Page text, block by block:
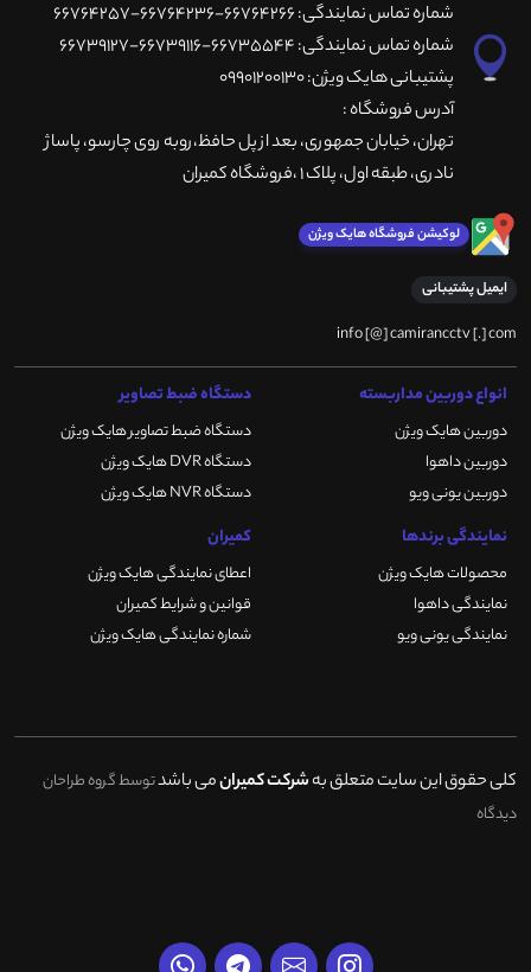
شماره تماس نمایندگی: 66764266-66764236-66764257
شماره تماس نمایندگی: 66735544-66739116-66739127
پشتیبانی هایک ویژن: 09901200130
آدرس فروشگاه :
تهران، خيابان جمهوری، بعد از پل حافظ،روبه روی چارسو، پاساژ
نادری، طبقه اول، پلاک 1 ،فروشگاه کمیران
لوکیشن فروشگاه هایک ویژن
ایمیل پشتیبانی
info [@] camirancctv [.] com
انواع دوربین مداربسته
دوربین هایک ویژن
دوربین داهوا
دوربین یونی ویو
دستگاه ضبط تصاویر
دستگاه ضبط تصاویر هایک ویژن
دستگاه DVR هایک ویژن
دستگاه NVR هایک ویژن
نمایندگی برندها
محصولات هایک ویژن
نمایندگی داهوا
نمایندگی یونی ویو
کمیران
اعطای نمایندگی هایک ویژن
قوانین و شرایط کمیران
شماره نمایندگی هایک ویژن
کلی حقوق این سایت متعلق بهشرکت کمیرانمی باشدتوسط گروه طراحان
دیدگاه